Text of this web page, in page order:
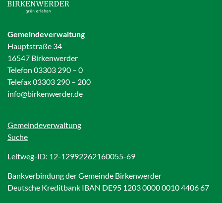
Gemeindeverwaltung
Hauptstraße 34
16547 Birkenwerder
Telefon 03303 290 – 0
Telefax 03303 290 – 200
info@birkenwerder.de
Gemeindeverwaltung
Suche
Leitweg-ID: 12-12992262160055-69
Bankverbindung der Gemeinde Birkenwerder
Deutsche Kreditbank IBAN DE95 1203 0000 0010 4406 67